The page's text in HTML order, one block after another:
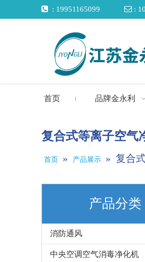
 : 19951165099  :
首页 品牌金永利
复合式等离子空气
首页 » 产品展示 » 复合
产品分类
消防通风
中央空调空气消毒净化机